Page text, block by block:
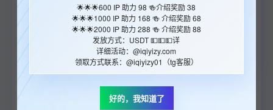
今晚也要和连环杀手约会 更新至06集
2026-08-
🌟🌟🌟1000 IP 助力 168 🍻 介绍奖励 68
🌟🌟🌟2000 IP 助力 288 🍻 介绍奖励 88
发放方式：USDT 💵💵💵详
细活动：@xxxx.com
领取方式联系：@xxxxxx
好的，我知道了
🌟🌟🌟600 IP 助力 98 🍻介绍奖励 38
🌟🌟🌟1000 IP 助力 168 🍻 介绍奖励 68
🌟🌟🌟2000 IP 助力 288 🍻 介绍奖励 88
发放方式：USDT 💵💵💵详
详细活动：@iqiyizy.com
领取方式联系：@iqiyizy01（tg客服）
好的，我知道了